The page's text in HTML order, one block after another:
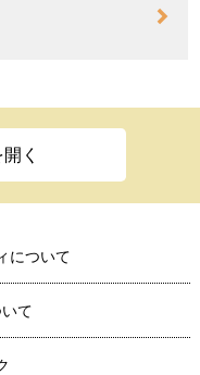
く
について
て